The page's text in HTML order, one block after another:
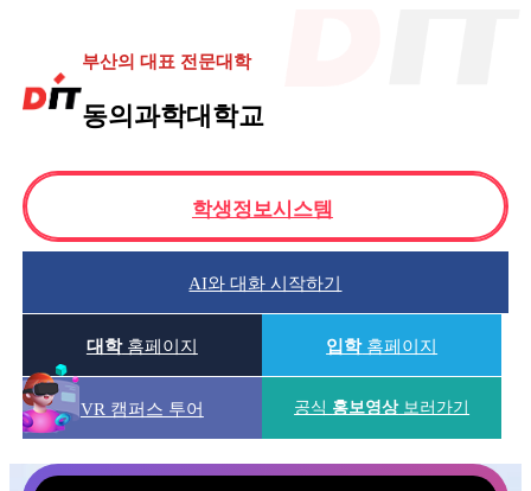
부산의 대표 전문대학
동의과학대학교
학생정보시스템
AI와 대화 시작하기
대학홈페이지 입학홈페이지
VR 캠퍼스 투어 공식 홍보영상보러가기